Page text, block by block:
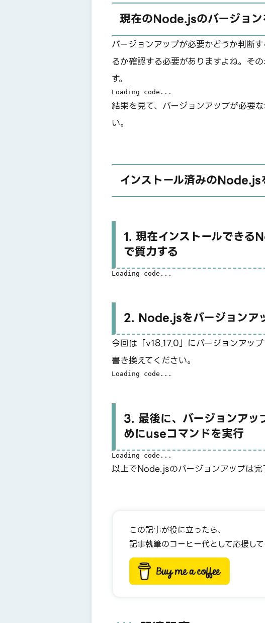
現在のNode.jsのバージョン
バージョンアップが必要かどうか判断
るか確認する必要がありますよね。そ
す。
Loading code...
結果を見て、バージョンアップが必要
い。
インストール済みのNode.js
1. 現在インストールでき
で質力する
Loading code...
2. Node.jsをバージョンア
今回は「v18.17.0」にバージョンアッ
書き換えてください。
Loading code...
3. 最後に、バージョンア
めにuseコマンドを実行
Loading code...
以上でNode.jsのバージョンアップは完
この記事が役に立ったら、
記事執筆のコーヒー代として応援し